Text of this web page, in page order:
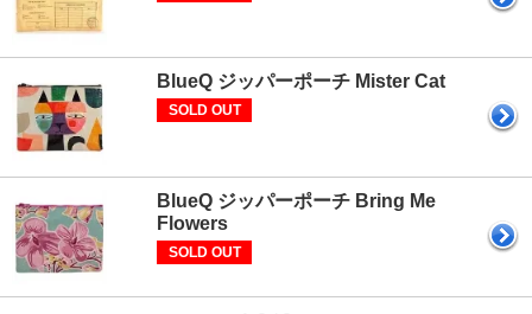
BlueQ ジッパーポーチ Mister Cat
SOLD OUT
BlueQ ジッパーポーチ Bring Me
Flowers
SOLD OUT